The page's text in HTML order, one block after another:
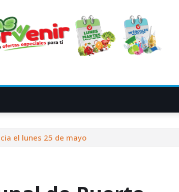
el lunes 25 de mayo